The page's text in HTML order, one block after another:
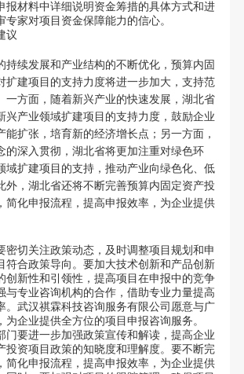
报材料中详细说明资金筹措的具体方式和进
专家对项目资金保障能力的信心。
议
持续发展和产业结构的不断优化，预算内固
扩建项目的支持力度将进一步加大，支持范
一方面，随着新兴产业的快速发展，湖北省
兴产业领域扩建项目的支持力度，鼓励企业
能扩张，培育新的经济增长点；另一方面，
的深入贯彻，湖北省将更加注重对绿色环
域扩建项目的支持，推动产业向绿色化、低
外，湖北省还将不断完善预算内固定资产投
简化申报流程，提高申报效率，为企业提供
密切关注政策动态，及时调整项目规划和申
符合政策导向。要加大技术创新和产品创新
创新性和引领性，提高项目在申报中的竞争
与专业咨询机构的合作，借助专业力量提高
。武汉祺霖科技咨询服务有限公司愿意与广
为企业提供全方位的项目申报咨询服务。
门要进一步加强政策宣传和解读，提高企业
投资项目政策的知晓度和理解度。要不断完
简化申报流程，提高申报效率，为企业提供